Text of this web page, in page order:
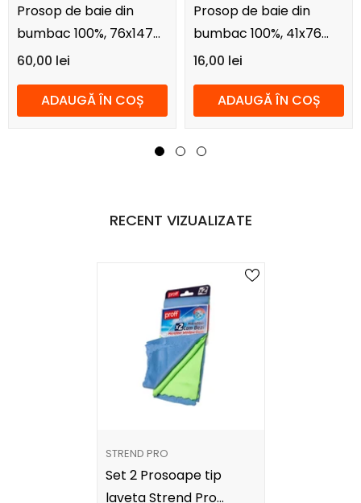
Prosop de baie din
bumbac 100%, 76x147
cm, Maisonette Loft,
60,00 lei
ADAUGĂ ÎN COȘ
Prosop de baie din
bumbac 100%, 41x76
cm, Maisonette Loft,
16,00 lei
ADAUGĂ ÎN COȘ
RECENT VIZUALIZATE
FURNIZOR:
STREND PRO
Set 2 Prosoape tip
laveta Strend Pro